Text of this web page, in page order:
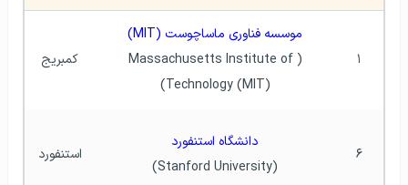
۱
موسسه فناوری ماساچوست (MIT)
(Massachusetts Institute of
Technology (MIT))
کمبریج
۶
دانشگاه استنفورد
(Stanford University)
استنفورد